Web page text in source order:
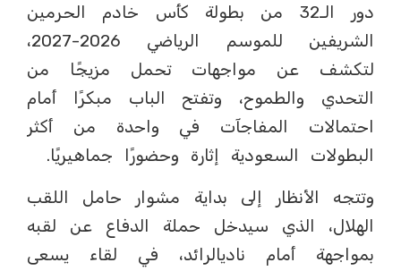
دور الـ32 من بطولة كأس خادم الحرمين
الشريفين للموسم الرياضي 2026-2027،
لتكشف عن مواجهات تحمل مزيجًا من
التحدي والطموح، وتفتح الباب مبكرًا أمام
احتمالات المفاجآت في واحدة من أكثر
البطولات السعودية إثارة وحضورًا جماهيريًا.
وتتجه الأنظار إلى بداية مشوار حامل اللقب
الهلال، الذي سيدخل حملة الدفاع عن لقبه
بمواجهة أمام ناديالرائد، في لقاء يسعى